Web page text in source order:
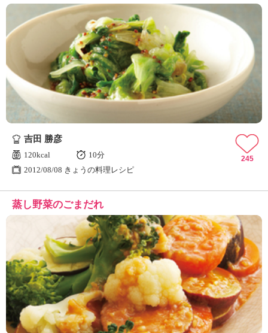
吉田 勝彦
120kcal
10分
2012/08/08 きょうの料理レシピ
245
蒸し野菜のごまだれ